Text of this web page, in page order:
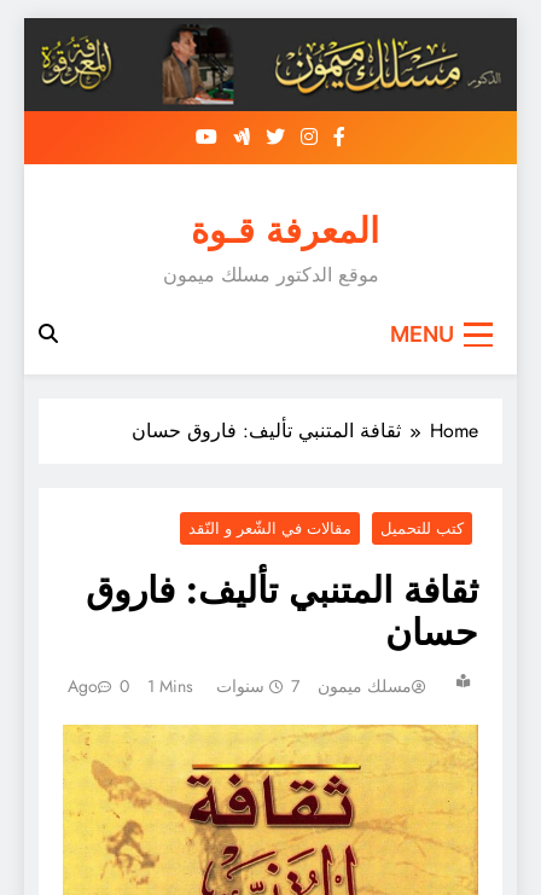
content
المعرفة قـوة
موقع الدكتور مسلك ميمون
MENU
Home ثقافة المتنبي تأليف: فاروق حسان
كتب للتحميل مقالات في الشّعر و النّقد
ثقافة المتنبي تأليف: فاروق
حسان
مسلك ميمون 7 سنوات Ago 0 1 Mins